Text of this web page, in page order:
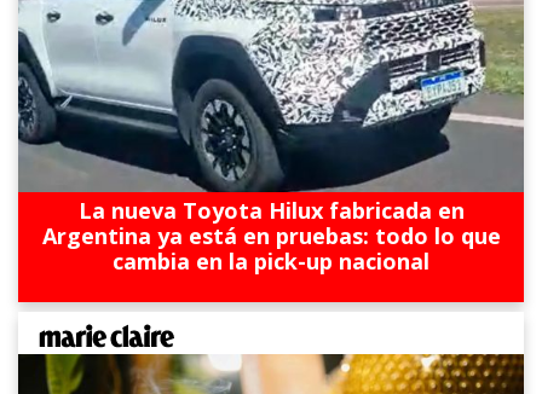
La nueva Toyota Hilux fabricada en
Argentina ya está en pruebas: todo lo que
cambia en la pick-up nacional